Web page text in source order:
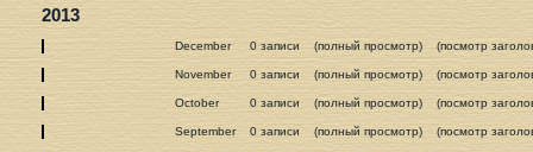
2013
December 0 записи (полный просмотр) (посмотр
November 0 записи (полный просмотр) (посмотр
October 0 записи (полный просмотр) (посмотр
September 0 записи (полный просмотр) (посмотр